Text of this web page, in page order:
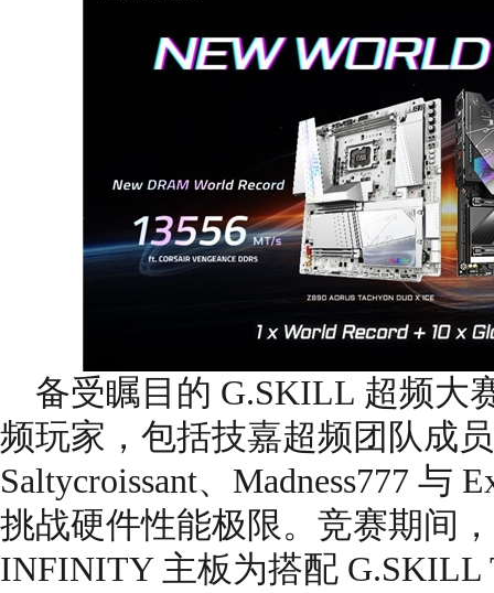
备受瞩目的 G.SKILL 超频大
频玩家，包括技嘉超频团队成
Saltycroissant、Madness777 与
挑战硬件性能极限。竞赛期间
INFINITY 主板为搭配 G.SKILL